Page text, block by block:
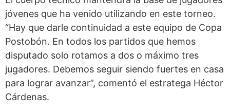
jóvenes que ha venido utilizando en este torneo.
“Hay que darle continuidad a este equipo de Copa
Postobón. En todos los partidos que hemos
disputado solo rotamos a dos o máximo tres
jugadores. Debemos seguir siendo fuertes en casa
para lograr avanzar”, comentó el estratega Héctor
Cárdenas.